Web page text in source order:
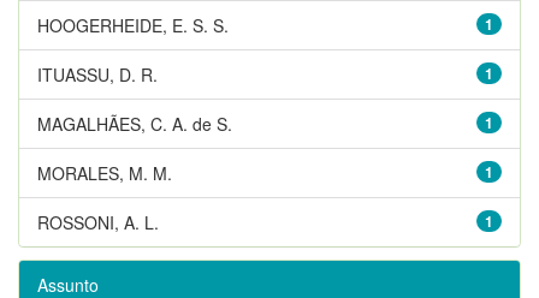
1
HOOGERHEIDE, E. S. S.
1
ITUASSU, D. R.
1
MAGALHÃES, C. A. de S.
1
MORALES, M. M.
1
ROSSONI, A. L.
Assunto